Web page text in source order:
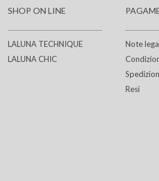
SHOP ON LINE
LALUNA TECHNIQUE
LALUNA CHIC
Note
Resi